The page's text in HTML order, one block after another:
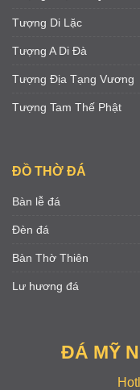
Tượng Di Lặc
Tượng A Di Đà
Tượng Địa Tạng Vương
Tượng Tam Thế Phật
ĐỒ THỜ ĐÁ
Bàn lễ đá
Đèn đá
Bàn Thờ Thiên
Lư hương đá
ĐÁ MỸ